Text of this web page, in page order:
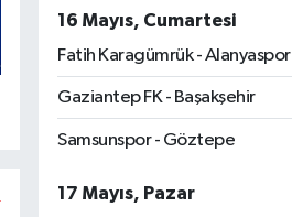
16 Mayıs, Cumartesi
Fatih Karagümrük - Alanyaspor
Gaziantep FK - Başakşehir
Samsunspor - Göztepe
17 Mayıs, Pazar